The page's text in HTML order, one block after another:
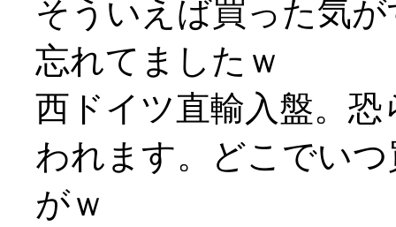
そういえば買った気
忘れてましたｗ
西ドイツ直輸入盤。
われます。どこでい
がｗ